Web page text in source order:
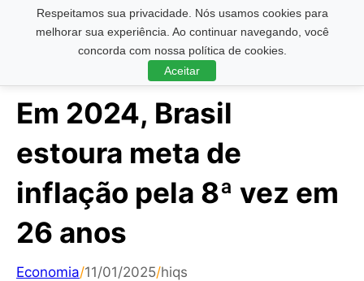
Respeitamos sua privacidade. Nós usamos cookies para
melhorar sua experiência. Ao continuar navegando, você
concorda com nossa política de cookies.
Aceitar
Pesquisar ...
Em 2024, Brasil
estoura meta de
inflação pela 8ª vez em
26 anos
Economia/11/01/2025/hiqs